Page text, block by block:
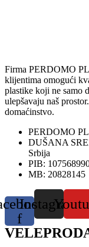
Firma PERDOMO
klijentima omogući
plastike koji ne samo
ulepšavaju naš
domaćinstvo.
PERDOMO
DUŠANA
Srbija
PIB:
MB: 20828145
f
Instagram